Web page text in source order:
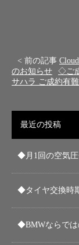
< 前の記事
のお知らせ
◇ご
サハラ ご成約有
最近の投稿
◆月1回の空気
◆タイヤ交換時
◆BMWならで